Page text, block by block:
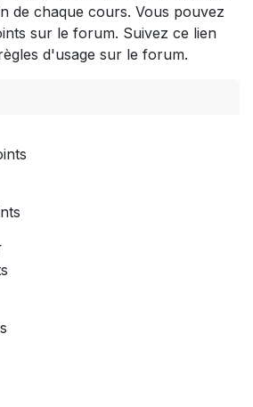
de chaque cours. Vous pouvez
sur le forum. Suivez ce lien
d'usage sur le forum.
s
s
s
s